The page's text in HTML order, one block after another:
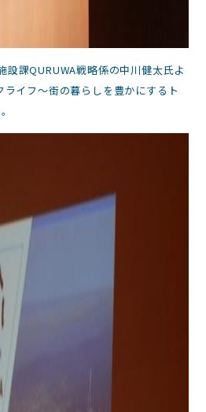
設課QURUWA戦略係の中川健太氏よ
ライフ～街の暮らしを豊かにするト